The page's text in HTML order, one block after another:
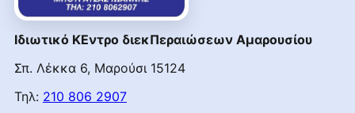
Ιδιωτικό ΚΕντρο διεκΠεραιώσεων Αμαρουσίου
Σπ. Λέκκα 6, Μαρούσι 15124
Τηλ: 210 806 2907